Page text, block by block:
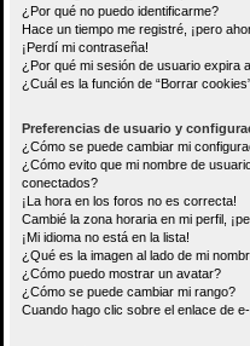
¿Por qué no puedo identificarme?
Hace un tiempo me registré, ¡pero
¡Perdí mi contraseña!
¿Por qué mi sesión de usuario expira
¿Cuál es la función de “Borrar
Preferencias de usuario y
¿Cómo se puede cambiar mi
¿Cómo evito que mi nombre de
conectados?
¡La hora en los foros no es correcta!
Cambié la zona horaria en mi perfil,
¡Mi idioma no está en la lista!
¿Qué es la imagen al lado de mi
¿Cómo puedo mostrar un avatar?
¿Cómo se puede cambiar mi rango?
Cuando hago clic sobre el enlace de